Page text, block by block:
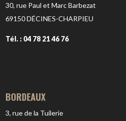
30, rue Paul et Marc Barbezat
69150DÉCINES-CHARPIEU
Tél. : 04 78 21 46 76
BORDEAUX
3, rue de la Tuilerie